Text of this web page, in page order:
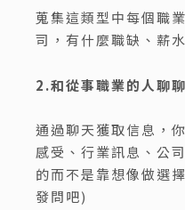
蒐集這類型中每個職
司，有什麼職缺、薪
2.和從事職業的人聊聊
通過聊天獲取信息，
感受、行業訊息、公
的而不是靠想像做選
發問吧)